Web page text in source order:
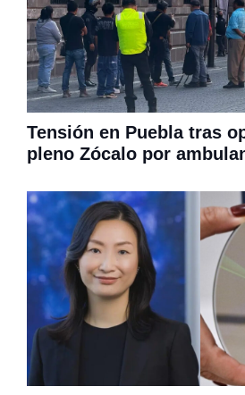
Tensión en Puebla tras
pleno Zócalo por